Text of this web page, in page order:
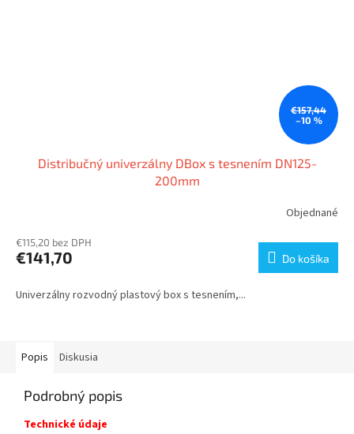
€157,44
–10 %
Distribučný univerzálny DBox s tesnením DN125-
200mm
Objednané
€115,20 bez DPH
€141,70 Do košíka
Univerzálny rozvodný plastový box s tesnením,...
Popis Diskusia
Podrobný popis
Technické údaje